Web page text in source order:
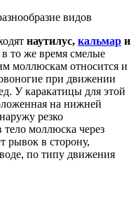
наутилус, кальмар и
то же время смелые
моллюскам относится и
при движении
У каракатицы для этой
на нижней
резко
моллюска через
рывок в сторону,
по типу движения